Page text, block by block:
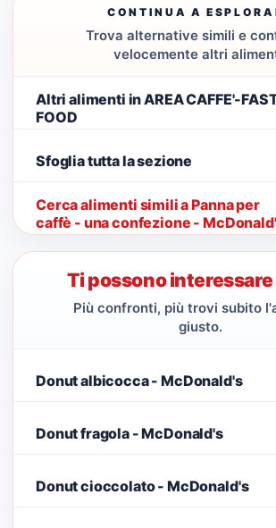
CONTINUA A
Trova alternative simili e
velocemente altri
Altri alimenti in AREA CAFFE'-
FOOD
Sfoglia tutta la sezione
Cerca alimenti simili a Panna per
caffè - una confezione -
Ti possono
Più confronti, più trovi subito
giusto.
Donut albicocca - McDonald's
Donut fragola - McDonald's
Donut cioccolato - McDonald's